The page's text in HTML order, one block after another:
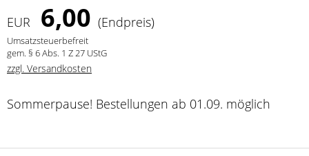
EUR 6,00 (Endpreis)
Umsatzsteuerbefreit
gem. § 6 Abs. 1 Z 27 UStG
zzgl. Versandkosten
Sommerpause! Bestellungen ab 01.09. möglich